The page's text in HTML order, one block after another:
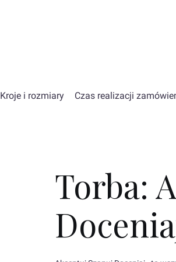
Kroje i rozmiary Czas realizacji
Torba: